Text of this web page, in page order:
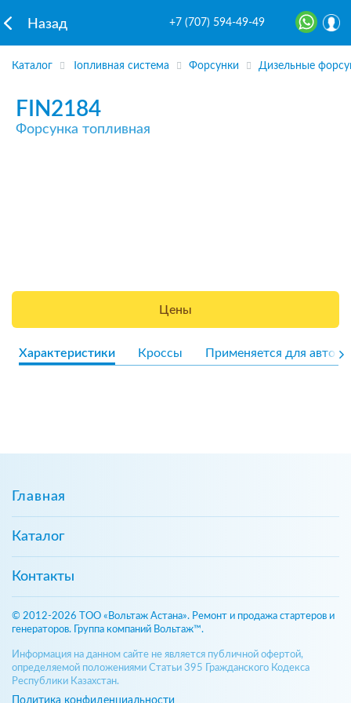
Назад +7 (707) 594-49-49
Каталог Топливная система Форсунки Дизельные
FIN2184
Форсунка топливная
Цены
Характеристики Кроссы Применяется для авто
Главная
Каталог
Контакты
© 2012-2026 ТОО «Вольтаж Астана». Ремонт и продажа стартеров и
генераторов. Группа компаний Вольтаж™.
Информация на данном сайте не является публичной офертой,
определяемой положениями Статьи 395 Гражданского Кодекса
Республики Казахстан.
Политика конфиденциальности